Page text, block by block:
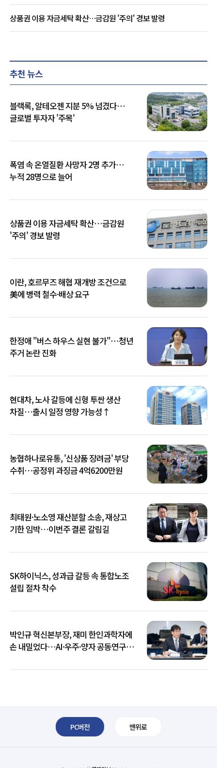
상품권 이용 자금세탁 확산…금감원 '주의' 경보 발령
추천 뉴스
블랙록, 알테오젠 지분 5% 넘겼다…
글로벌 투자자 '주목'
폭염 속 온열질환 사망자 2명 추가…
누적 28명으로 늘어
상품권 이용 자금세탁 확산…금감원
'주의' 경보 발령
이란, 호르무즈 해협 재개방 조건으로
美에 병력 철수·배상 요구
한정애 "버스 하우스 실현 불가"…청년
주거 논란 진화
현대차, 노사 갈등에 신형 투싼 생산
차질…출시 일정 영향 가능성↑
농협하나로유통, '신상품 장려금' 부당
수취…공정위 과징금 4억6200만원
최태원·노소영 재산분할 소송, 재상고
기한 임박…이번주 결론 갈림길
SK하이닉스, 성과급 갈등 속 통합노조
설립 절차 착수
박인규 혁신본부장, 재미 한인과학자에
손 내밀었다…AI·우주·양자 공동연구
PC버전 맨위로